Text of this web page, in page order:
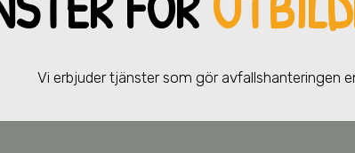
Vi erbjuder tjänster som gör avfallshanteringen